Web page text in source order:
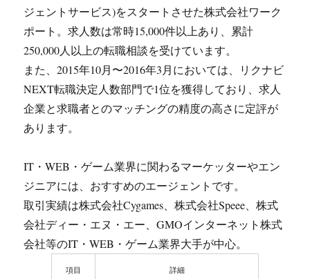
ジェントサービス)をスタートさせた株式会社ワーク
ポート。求人数は常時15,000件以上あり、累計
250,000人以上の転職相談を受けています。
また、2015年10月〜2016年3月においては、リクナビ
NEXT転職決定人数部門で1位を獲得しており、求人
企業と求職者とのマッチングの精度の高さに定評が
あります。
IT・WEB・ゲーム業界に関わるマーケッターやエン
ジニアには、おすすめのエージェントです。
取引実績は株式会社Cygames、株式会社Speee、株式
会社ディー・エヌ・エー、GMOインターネット株式
会社等のIT・WEB・ゲーム業界大手が中心。
項目 詳細